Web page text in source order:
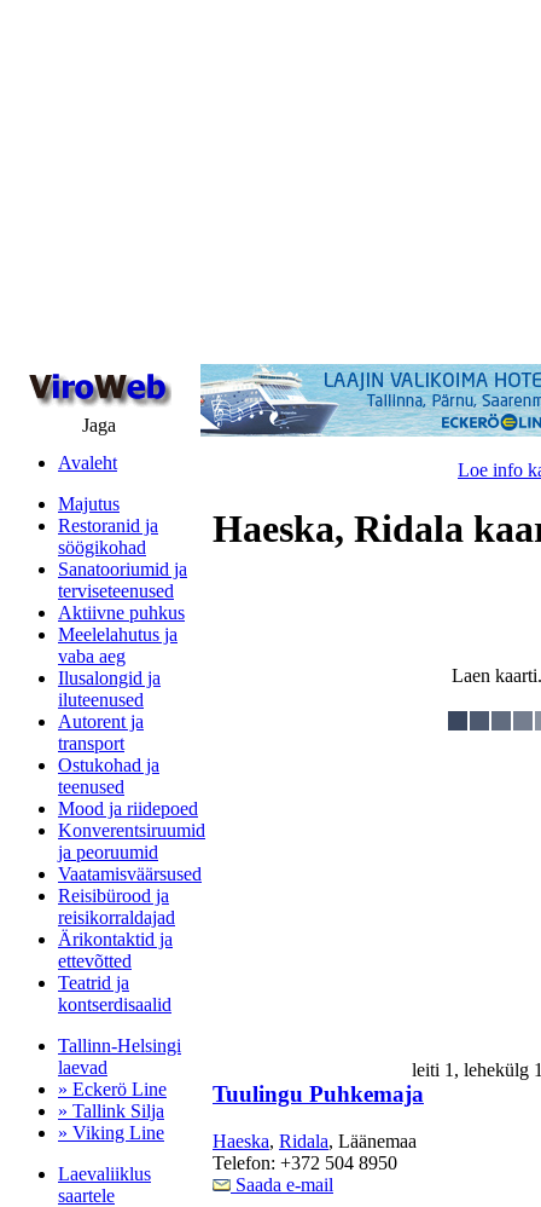
Jaga
Avaleht
Majutus
Restoranid ja
söögikohad
Sanatooriumid ja
terviseteenused
Aktiivne puhkus
Meelelahutus ja
vaba aeg
Ilusalongid ja
iluteenused
Autorent ja
transport
Ostukohad ja
teenused
Mood ja riidepoed
Konverentsiruumid
ja peoruumid
Vaatamisväärsused
Reisibürood ja
reisikorraldajad
Ärikontaktid ja
ettevõtted
Teatrid ja
kontserdisaalid
Tallinn-Helsingi
laevad
» Eckerö Line
» Tallink Silja
» Viking Line
Laevaliiklus
saartele
Loe info
Haeska, Ridala
Laen
leiti 1,
Tuulingu Puhkemaja
Haeska, Ridala, Läänemaa
Telefon: +372 504 8950
Saada e-mail